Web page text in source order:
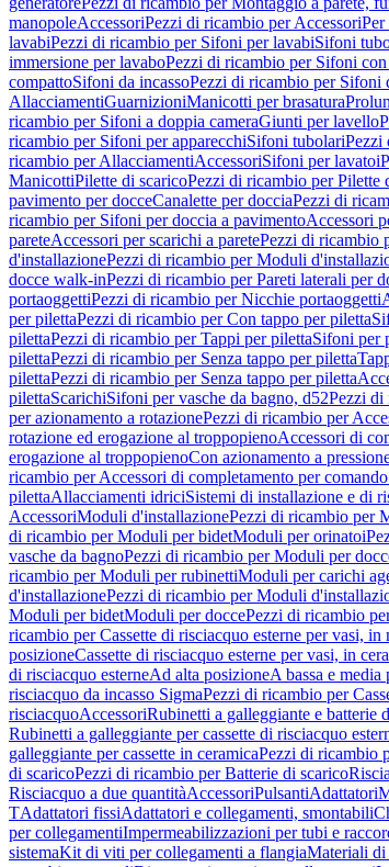
manopoleAccessoriPezzi di ricambio per AccessoriPer
lavabiPezzi di ricambio per Sifoni per lavabiSifoni
immersione per lavaboPezzi di ricambio per Sifoni
compattoSifoni da incassoPezzi di ricambio per Sifoni
AllacciamentiGuarnizioniManicotti per brasatura
ricambio per Sifoni a doppia cameraGiunti per lavello
ricambio per Sifoni per apparecchiSifoni tubolariPezzi
ricambio per AllacciamentiAccessoriSifoni per lavatoi
ManicottiPilette di scaricoPezzi di ricambio per Pilette
pavimento per docceCanalette per docciaPezzi di
ricambio per Sifoni per doccia a pavimentoAccessori
pareteAccessori per scarichi a paretePezzi di ricambio
d'installazionePezzi di ricambio per Moduli
docce walk-inPezzi di ricambio per Pareti laterali per
portaoggettiPezzi di ricambio per Nicchie portaoggetti
per pilettaPezzi di ricambio per Con tappo per piletta
pilettaPezzi di ricambio per Tappi per pilettaSifoni per
pilettaPezzi di ricambio per Senza tappo per piletta
pilettaPezzi di ricambio per Senza tappo per piletta
pilettaScarichiSifoni per vasche da bagno, d52Pezzi di
per azionamento a rotazionePezzi di ricambio per
rotazione ed erogazione al troppopienoAccessori di
erogazione al troppopienoCon azionamento a
ricambio per Accessori di completamento per
pilettaAllacciamenti idriciSistemi di installazione e di
AccessoriModuli d'installazionePezzi di ricambio per
di ricambio per Moduli per bidetModuli per orinatoi
vasche da bagnoPezzi di ricambio per Moduli per
ricambio per Moduli per rubinettiModuli per carichi
d'installazionePezzi di ricambio per Moduli
Moduli per bidetModuli per doccePezzi di ricambio
ricambio per Cassette di risciacquo esterne per vasi, in
posizioneCassette di risciacquo esterne per vasi, in
di risciacquo esterneAd alta posizioneA bassa e media
risciacquo da incasso SigmaPezzi di ricambio per
risciacquoAccessoriRubinetti a galleggiante e batterie
Rubinetti a galleggiante per cassette di risciacquo
galleggiante per cassette in ceramicaPezzi di ricambio
di scaricoPezzi di ricambio per Batterie di scarico
Risciacquo a due quantitàAccessoriPulsantiAdattatori
TAdattatori fissiAdattatori e collegamenti, smontabili
per collegamentiImpermeabilizzazioni per tubi e
sistemaKit di viti per collegamenti a flangiaMateriali di